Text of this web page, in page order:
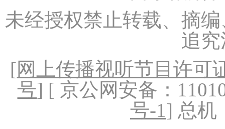
未经授权禁止转载、摘
追
[网上传播视听节目许可
号] [ 京公网安备：
号-1] 总机